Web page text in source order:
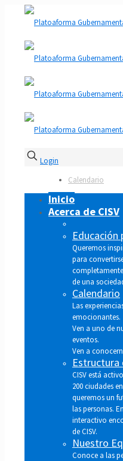
Login
Calendario
Inicio
Acerca de CISV
Educación
Queremos
para
de una
Calendario
Las
emocionantes.
Ven a uno de
eventos.
Ven a
Estructura
CISV está
200 ciudades
queremos un
las personas.
interactivo
de CISV.
Nuestro
Conoce a las